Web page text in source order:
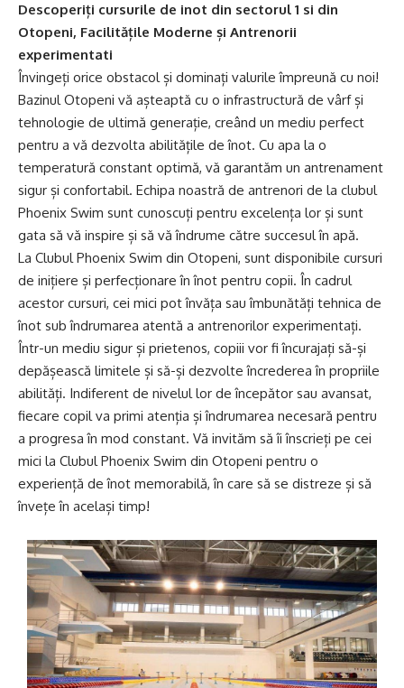
Descoperiți cursurile de inot din sectorul 1 si din
Otopeni, Facilitățile Moderne și Antrenorii
experimentati
Învingeți orice obstacol și dominați valurile împreună cu noi!
Bazinul Otopeni vă așteaptă cu o infrastructură de vârf și
tehnologie de ultimă generație, creând un mediu perfect
pentru a vă dezvolta abilitățile de înot. Cu apa la o
temperatură constant optimă, vă garantăm un antrenament
sigur și confortabil. Echipa noastră de antrenori de la clubul
Phoenix Swim sunt cunoscuți pentru excelența lor și sunt
gata să vă inspire și să vă îndrume către succesul în apă.
La Clubul Phoenix Swim din Otopeni, sunt disponibile cursuri
de inițiere și perfecționare în înot pentru copii. În cadrul
acestor cursuri, cei mici pot învăța sau îmbunătăți tehnica de
înot sub îndrumarea atentă a antrenorilor experimentați.
Într-un mediu sigur și prietenos, copiii vor fi încurajați să-și
depășească limitele și să-și dezvolte încrederea în propriile
abilități. Indiferent de nivelul lor de începător sau avansat,
fiecare copil va primi atenția și îndrumarea necesară pentru
a progresa în mod constant. Vă invităm să îi înscrieți pe cei
mici la Clubul Phoenix Swim din Otopeni pentru o
experiență de înot memorabilă, în care să se distreze și să
învețe în același timp!